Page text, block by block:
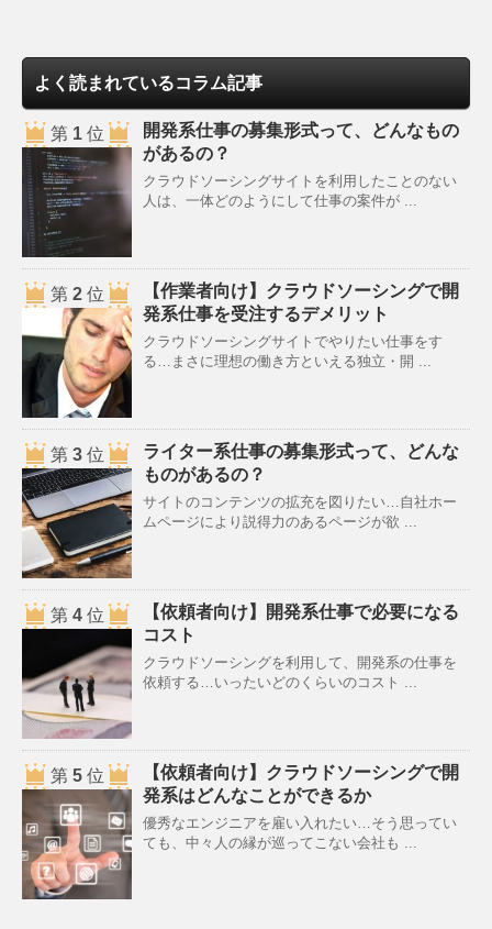
よく読まれているコラム記事
第 1位
開発系仕事の募集形式って、どんなもの
があるの？
クラウドソーシングサイトを利用したことのない
人は、一体どのようにして仕事の案件が ...
第 2位
【作業者向け】クラウドソーシングで開
発系仕事を受注するデメリット
クラウドソーシングサイトでやりたい仕事をす
る…まさに理想の働き方といえる独立・開 ...
第 3位
ライター系仕事の募集形式って、どんな
ものがあるの？
サイトのコンテンツの拡充を図りたい…自社ホー
ムページにより説得力のあるページが欲 ...
第 4位
【依頼者向け】開発系仕事で必要になる
コスト
クラウドソーシングを利用して、開発系の仕事を
依頼する…いったいどのくらいのコスト ...
第 5位
【依頼者向け】クラウドソーシングで開
発系はどんなことができるか
優秀なエンジニアを雇い入れたい…そう思ってい
ても、中々人の縁が巡ってこない会社も ...